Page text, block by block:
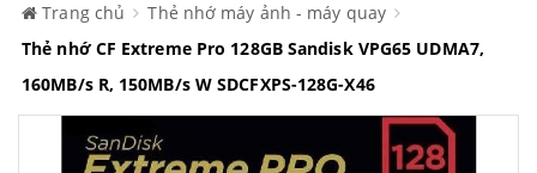
Trang chủ
Thẻ nhớ máy ảnh - máy quay
Thẻ nhớ CF Extreme Pro 128GB Sandisk VPG65 UDMA7,
160MB/s R, 150MB/s W SDCFXPS-128G-X46